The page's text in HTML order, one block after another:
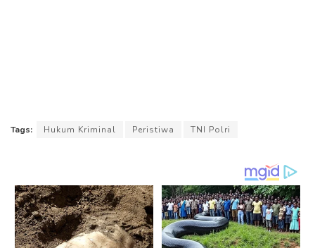
Tags: Hukum Kriminal Peristiwa TNI Polri